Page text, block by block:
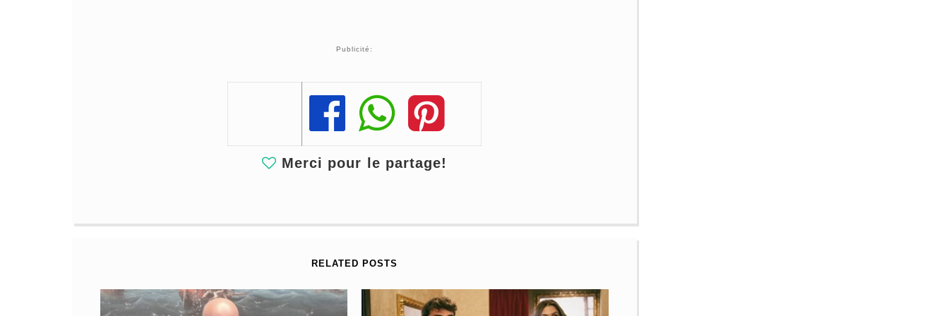
Publicité:
Share
Share
Share
Merci pour le partage!
RELATED POSTS